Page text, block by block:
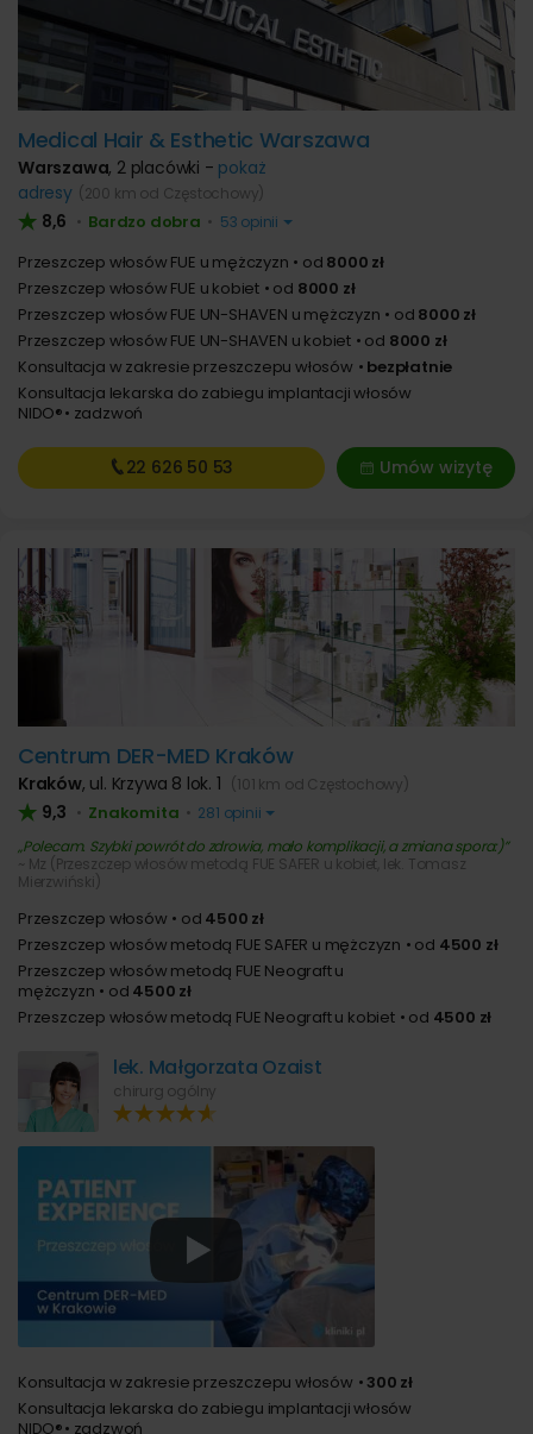
Medical Hair & Esthetic Warszawa
Warszawa, 2 placówki - pokaż
adresy (200 km od Częstochowy)
8,6 • Bardzo dobra • 53 opinii
Przeszczep włosów FUE u mężczyzn od 8000 zł
Przeszczep włosów FUE u kobiet
od 8000 zł
Przeszczep włosów FUE UN-SHAVEN u mężczyzn
od 8000 zł
Przeszczep włosów FUE UN-SHAVEN u kobiet
od 8000 zł
Konsultacja w zakresie przeszczepu włosów
bezpłatnie
Konsultacja lekarska do zabiegu implantacji włosów
NIDO® zadzwoń
Umów wizytę
22 626 50 53
Centrum DER-MED Kraków
Kraków, ul. Krzywa 8 lok. 1 (101 km od Częstochowy)
9,3 • Znakomita • 281 opinii
Polecam. Szybki powrót do zdrowia, mało komplikacji, a zmiana spora:)
~ Mz (Przeszczep włosów metodą FUE SAFER u kobiet, lek. Tomasz
Mierzwiński)
Przeszczep włosów od 4500 zł
Przeszczep włosów metodą FUE SAFER u mężczyzn
od 4500 zł
Przeszczep włosów metodą FUE Neograft u
mężczyzn
od 4500 zł
Przeszczep włosów metodą FUE Neograft u kobiet
od 4500 zł
lek. Małgorzata Ozaist
chirurg ogólny
Konsultacja w zakresie przeszczepu włosów
300 zł
Konsultacja lekarska do zabiegu implantacji włosów
NIDO® zadzwoń